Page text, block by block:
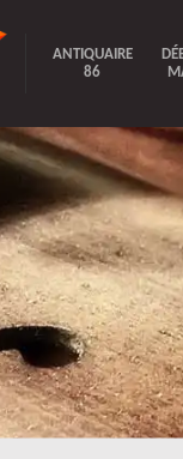
ANTIQUAIRE
86